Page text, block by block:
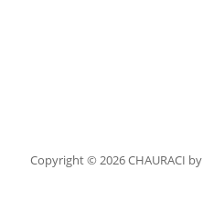
Copyright© 2026 CHAURACI